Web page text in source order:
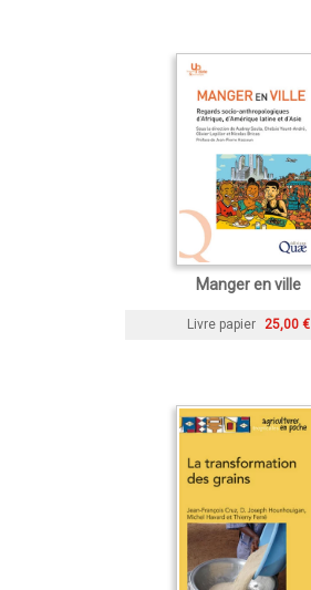
Manger en ville
Livre papier 25,00 €